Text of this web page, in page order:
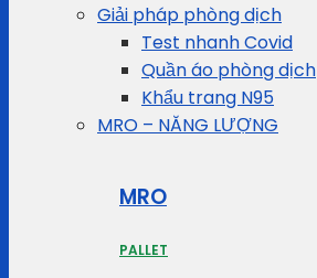
Giải pháp phòng dịch
Test nhanh Covid
Quần áo phòng dịch
Khẩu trang N95
MRO – NĂNG LƯỢNG
MRO
PALLET